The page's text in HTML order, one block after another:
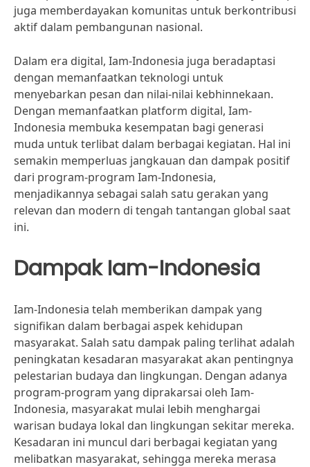
juga memberdayakan komunitas untuk berkontribusi
aktif dalam pembangunan nasional.
Dalam era digital, Iam-Indonesia juga beradaptasi
dengan memanfaatkan teknologi untuk
menyebarkan pesan dan nilai-nilai kebhinnekaan.
Dengan memanfaatkan platform digital, Iam-
Indonesia membuka kesempatan bagi generasi
muda untuk terlibat dalam berbagai kegiatan. Hal ini
semakin memperluas jangkauan dan dampak positif
dari program-program Iam-Indonesia,
menjadikannya sebagai salah satu gerakan yang
relevan dan modern di tengah tantangan global saat
ini.
Dampak Iam-Indonesia
Iam-Indonesia telah memberikan dampak yang
signifikan dalam berbagai aspek kehidupan
masyarakat. Salah satu dampak paling terlihat adalah
peningkatan kesadaran masyarakat akan pentingnya
pelestarian budaya dan lingkungan. Dengan adanya
program-program yang diprakarsai oleh Iam-
Indonesia, masyarakat mulai lebih menghargai
warisan budaya lokal dan lingkungan sekitar mereka.
Kesadaran ini muncul dari berbagai kegiatan yang
melibatkan masyarakat, sehingga mereka merasa